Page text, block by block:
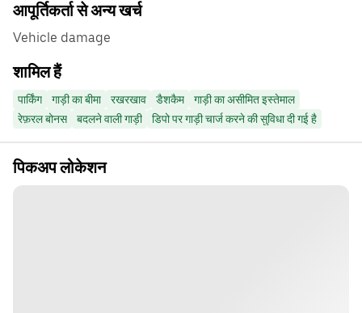
आपूर्तिकर्ता से अन्य खर्च
Vehicle damage
शामिल हैं
पार्किंग गाड़ी का बीमा रखरखाव डैशकैम
गाड़ी का असीमित इस्तेमाल
रेफ़रल बोनस
बदलने वाली गाड़ी डिपो पर गाड़ी चार्ज करने की सुविधा दी गई है
पिकअप लोकेशन